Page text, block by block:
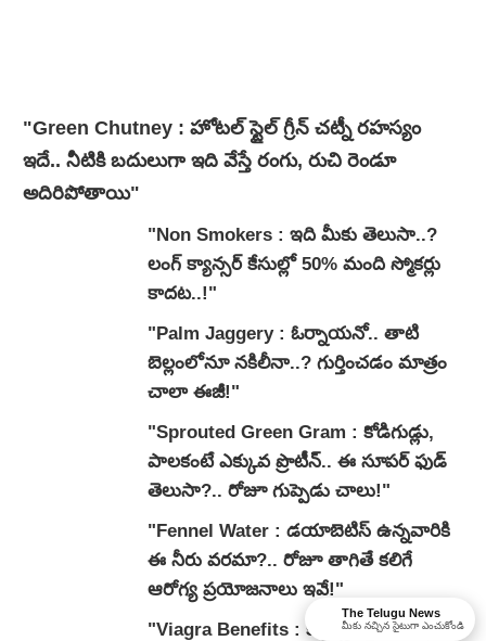
"Green Chutney : హోటల్ స్టైల్ గ్రీన్ చట్నీ రహస్యం
ఇదే.. నీటికి బదులుగా ఇది వేస్తే రంగు, రుచి రెండూ
అదిరిపోతాయి"
"Non Smokers : ఇది మీకు తెలుసా..?
లంగ్ క్యాన్సర్ కేసుల్లో 50% మంది స్మోకర్లు
కాదట..!"
"Palm Jaggery : ఓర్నాయనో.. తాటి
బెల్లంలోనూ నకిలీనా..? గుర్తించడం మాత్రం
చాలా ఈజీ!"
"Sprouted Green Gram : కోడిగుడ్లు,
పాలకంటే ఎక్కువ ప్రొటీన్.. ఈ సూపర్ ఫుడ్
తెలుసా?.. రోజూ గుప్పెడు చాలు!"
"Fennel Water : డయాబెటిస్ ఉన్నవారికి
ఈ నీరు వరమా?.. రోజూ తాగితే కలిగే
ఆరోగ్య ప్రయోజనాలు ఇవే!"
"Viagra Benefits : క్యాన్సర్‌పై వయాగ్రా
The Telugu News
మీకు నచ్చిన సైటుగా ఎంచుకోండి